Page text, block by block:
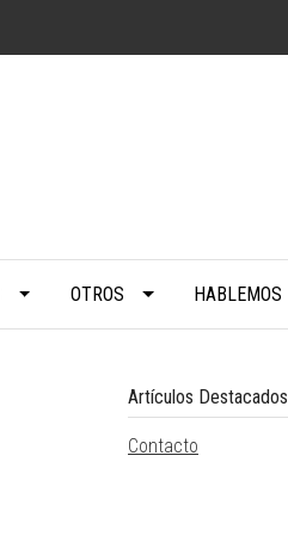
OTROS HABLEMOS
Artículos Destacados
Contacto